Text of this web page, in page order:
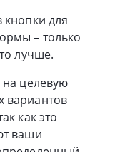
для
– только
лучше.
на целевую
вариантов
как это
ваши